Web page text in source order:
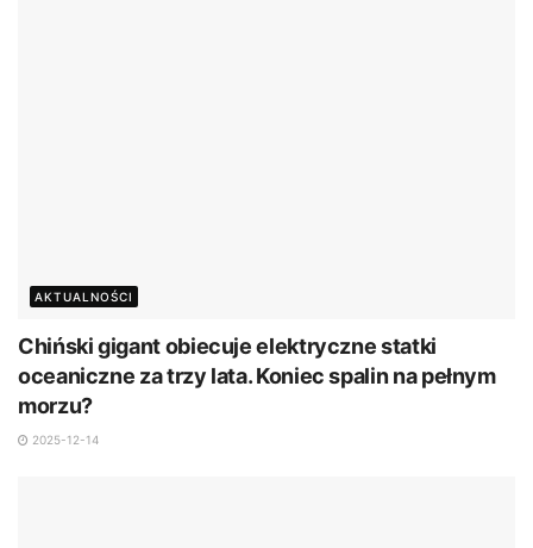
AKTUALNOŚCI
Chiński gigant obiecuje elektryczne statki
oceaniczne za trzy lata. Koniec spalin na pełnym
morzu?
2025-12-14